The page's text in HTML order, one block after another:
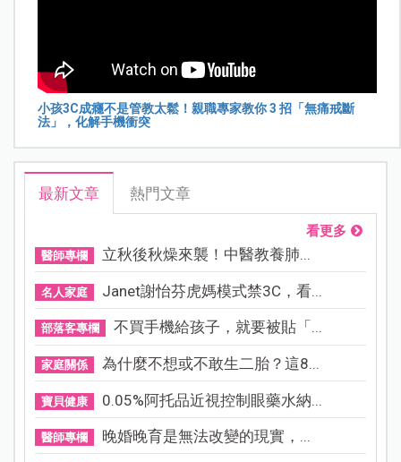
小孩3C成癮不是管教太鬆！親職專家教你 3 招「無痛戒斷
法」，化解手機衝突
最新文章 熱門文章
看更多
醫師專欄 立秋後秋燥來襲！中醫教養肺...
名人家庭 Janet謝怡芬虎媽模式禁3C，看...
部落客專欄 不買手機給孩子，就要被貼「...
家庭關係 為什麼不想或不敢生二胎？這8...
寶貝健康 0.05%阿托品近視控制眼藥水納...
醫師專欄 晚婚晚育是無法改變的現實，...